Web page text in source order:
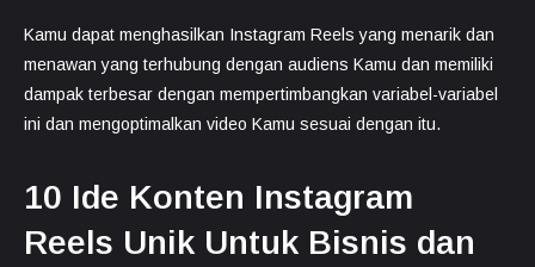
Kamu dapat menghasilkan Instagram Reels yang menarik dan
menawan yang terhubung dengan audiens Kamu dan memiliki
dampak terbesar dengan mempertimbangkan variabel-variabel
ini dan mengoptimalkan video Kamu sesuai dengan itu.
10 Ide Konten Instagram
Reels Unik Untuk Bisnis dan